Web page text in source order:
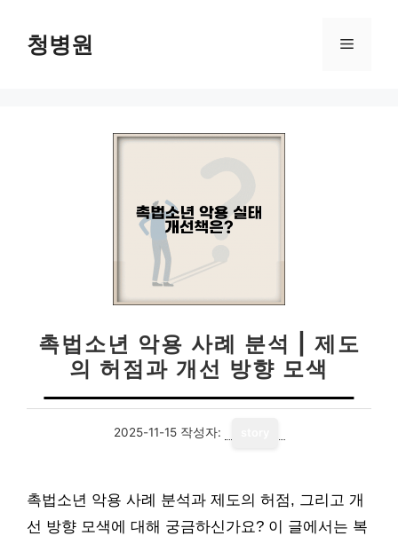
청병원 메
촉법소년 악용 사례 분석 | 제도
의 허점과 개선 방향 모색
2025-11-15 작성자:
촉법소년 악용 사례 분석과 제도의 허점, 그리고 개
선 방향 모색에 대해 궁금하신가요? 이 글에서는 복